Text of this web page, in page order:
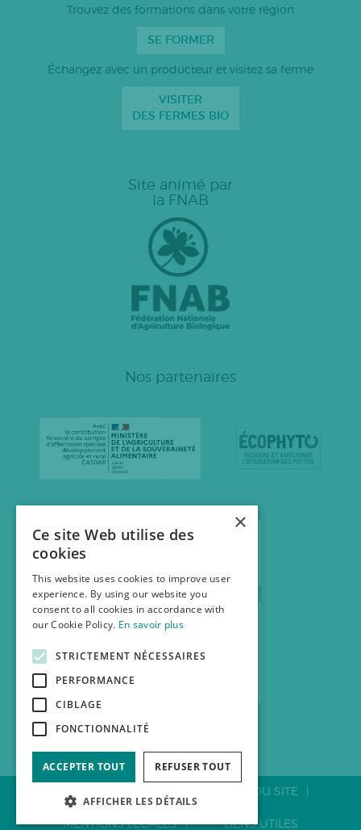
Trouvez des formations dans votre région
SE FORMER
Échangez avec un producteur et visitez sa ferme
VISITER
DES FERMES BIO
Site animé par
la FNAB
Nos partenaires
PLAN DU SITE
MENTIONS LÉGALES LIENS UTILES
×
Ce site Web utilise des
cookies
This website uses cookies to improve user
experience. By using our website you
consent to all cookies in accordance with
our Cookie Policy. En savoir plus
STRICTEMENT NÉCESSAIRES
PERFORMANCE
CIBLAGE
FONCTIONNALITÉ
ACCEPTER TOUT REFUSER TOUT
AFFICHER LES DÉTAILS